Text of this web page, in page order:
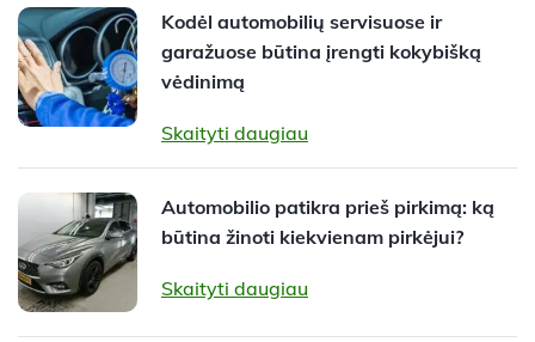
Kodėl automobilių servisuose ir
garažuose būtina įrengti kokybišką
vėdinimą
Skaityti daugiau
Automobilio patikra prieš pirkimą: ką
būtina žinoti kiekvienam pirkėjui?
Skaityti daugiau